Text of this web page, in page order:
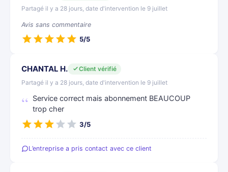
Partagé il y a 28 jours, date d'intervention le 9 juillet
Avis sans commentaire
5/5
CHANTAL H.
Client vérifié
Partagé il y a 28 jours, date d'intervention le 9 juillet
Service correct mais abonnement BEAUCOUP
trop cher
3/5
L’entreprise a pris contact avec ce client